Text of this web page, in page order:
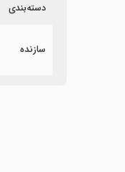
دسته‌بندی
سازنده